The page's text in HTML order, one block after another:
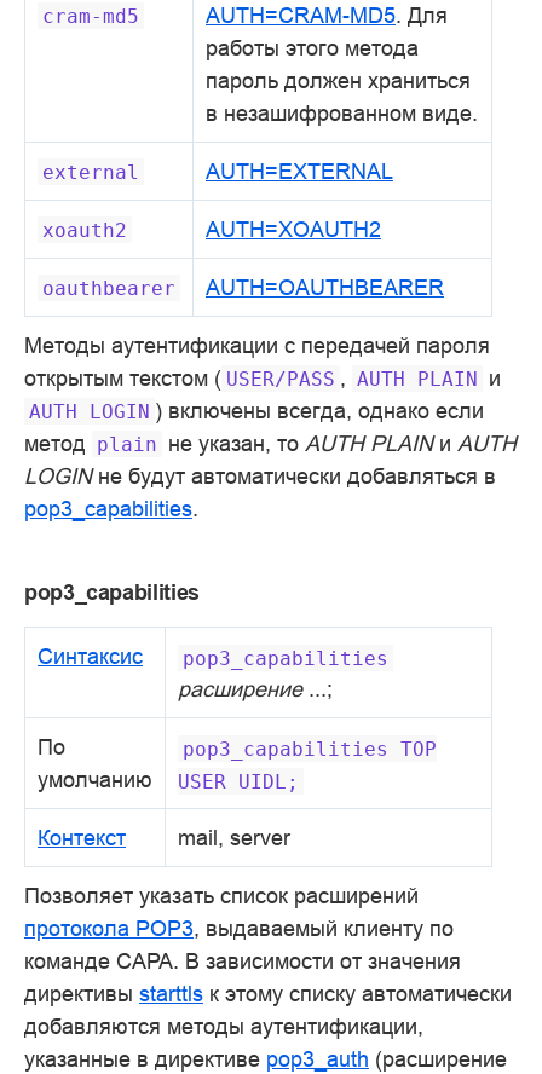
cram-md5 AUTH=CRAM-MD5. Для
работы этого метода
пароль должен храниться
в незашифрованном виде.
external AUTH=EXTERNAL
xoauth2 AUTH=XOAUTH2
oauthbearer AUTH=OAUTHBEARER
Методы аутентификации с передачей пароля
открытым текстом ( USER/PASS , AUTH PLAIN и
AUTH LOGIN ) включены всегда, однако если
метод plain не указан, то AUTH PLAINи AUTH
LOGINне будут автоматически добавляться в
pop3_capabilities.
pop3_capabilities
Синтаксис pop3_capabilities
расширение...;
По
умолчанию
pop3_capabilities
TOP
USER
UIDL;
Контекст mail, server
Позволяет указать список расширений
протокола POP3, выдаваемый клиенту по
команде CAPA. В зависимости от значения
директивы starttls к этому списку автоматически
добавляются методы аутентификации,
указанные в директиве pop3_auth (расширение